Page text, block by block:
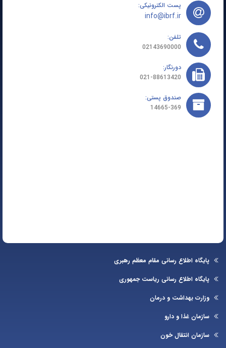
پست الکترونیکی:
info@ibrf.ir
تلفن:
02143690000
دورنگار:
021-88613420
صندوق پستی:
14665-369
اطلاع رسانی مقام معظم رهبری
اطلاع رسانی ریاست جمهوری
بهداشت و درمان
غذا و دارو
انتقال خون